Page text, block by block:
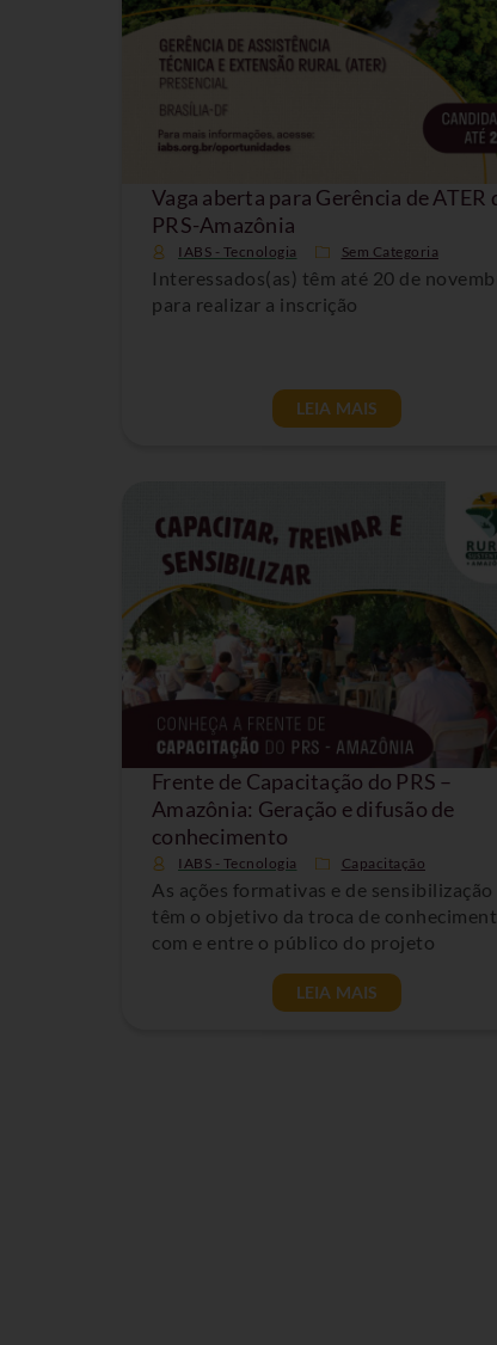
Vaga aberta para Gerência de ATER
PRS-Amazônia
IABS - Tecnologia Sem Categoria
Interessados(as) têm até 20 de
para realizar a inscrição
LEIA MAIS
Frente de Capacitação do PRS –
Amazônia: Geração e difusão de
conhecimento
IABS - Tecnologia Capacitação
As ações formativas e de sensibilização
têm o objetivo da troca de
com e entre o público do projeto
LEIA MAIS